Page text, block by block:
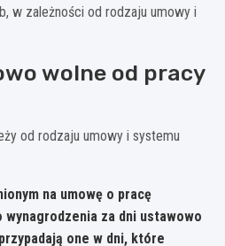
w zależności od rodzaju umowy i
wolne od pracy
od rodzaju umowy i systemu
na umowę o pracę
wynagrodzenia za dni ustawowo
one w dni, które